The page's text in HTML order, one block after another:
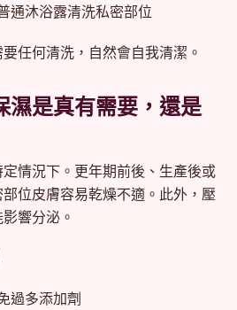
通沐浴露清洗私密部位
任何清洗，自然會自我清潔。
濕是真有需要，還是
情況下。更年期前後、生產後或
位皮膚容易乾燥不適。此外，壓
響分泌。
過多添加劑